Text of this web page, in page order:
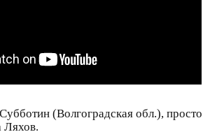
(Волгоградская обл.),
Ляхов.